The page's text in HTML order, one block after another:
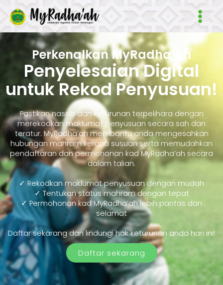
Main
Perkenalkan MyRadha’ah
Penyelesaian Digital
untuk Rekod Penyusuan!
Pastikan nasab dan keturunan terpelihara dengan
merekodkan maklumat penyusuan secara sah dan
teratur. MyRadha’ah membantu anda mengesahkan
hubungan mahram kerana susuan serta memudahkan
pendaftaran dan permohonan kad MyRadha’ah secara
dalam talian.
✓ Rekodkan maklumat penyusuan dengan mudah
✓ Tentukan status mahram dengan tepat
✓ Permohonan kad MyRadha’ah lebih pantas dan
selamat
Daftar sekarang dan lindungi hak keturunan anda hari ini!
Daftar sekarang